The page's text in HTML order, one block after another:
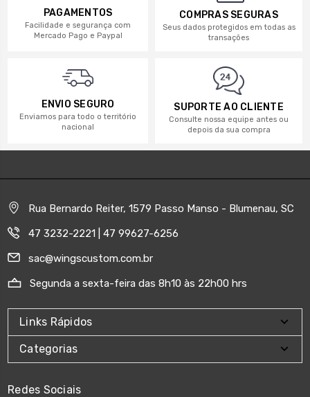
PAGAMENTOS
Facilidade e segurança com
Mercado Pago e Paypal
COMPRAS SEGURAS
Seus dados protegidos em todas as
transações
ENVIO SEGURO
Enviamos para todo o território
nacional
SUPORTE AO CLIENTE
Consulte nossa equipe antes ou
depois da sua compra
Rua Bernardo Reiter, 1579 Passo Manso - Blumenau, SC
47 3232-2221 | 47 99627-6256
sac@wingscustom.com.br
Segunda a sexta-feira das 8h10 às 22h00 hrs
Links Rápidos
Categorias
Redes Sociais